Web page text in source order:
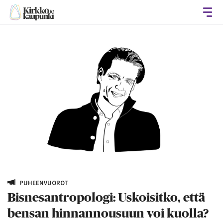
PUHEENVUOROT
Bisnesantropologi: Uskoisitko, että
bensan hinnannousuun voi kuolla?